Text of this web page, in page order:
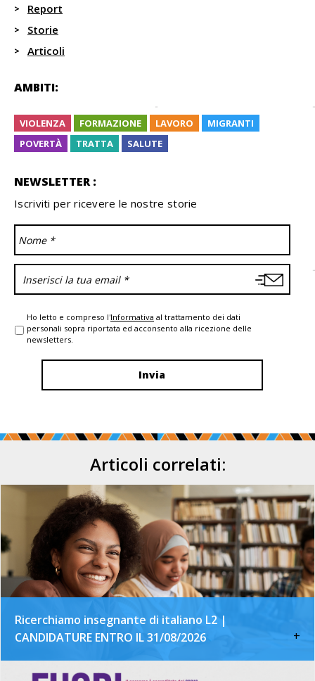
Report
Storie
Articoli
AMBITI:
VIOLENZA FORMAZIONE LAVORO
MIGRANTI
POVERTÀ
TRATTA SALUTE
NEWSLETTER :
Iscriviti per ricevere le nostre storie
Ho letto e compreso l'Informativa al trattamento dei dati
personali sopra riportata ed acconsento alla ricezione delle
newsletters.
Articoli correlati:
Ricerchiamo insegnante di italiano L2 |
CANDIDATURE ENTRO IL 31/08/2026
+